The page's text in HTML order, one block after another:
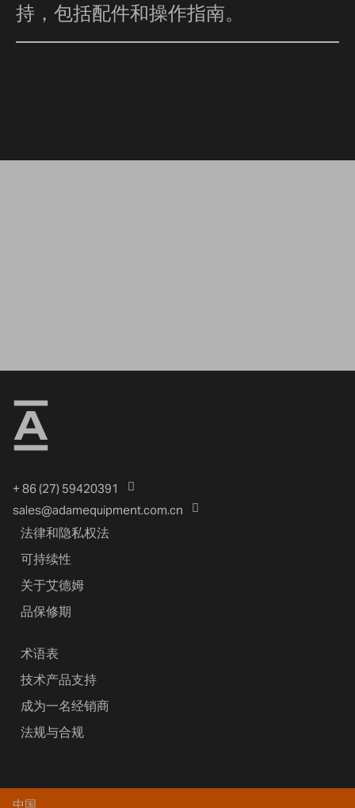
持，包括配件和操作指南。
+ 86 (27) 59420391
sales@adamequipment.com.cn
法律和隐私权法
可持续性
关于艾德姆
品保修期
术语表
技术产品支持
成为一名经销商
法规与合规
中国